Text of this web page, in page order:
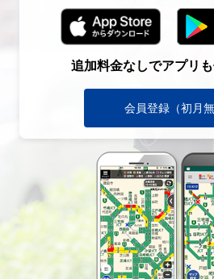
追加料金なしでアプリも
会員登録（初月無